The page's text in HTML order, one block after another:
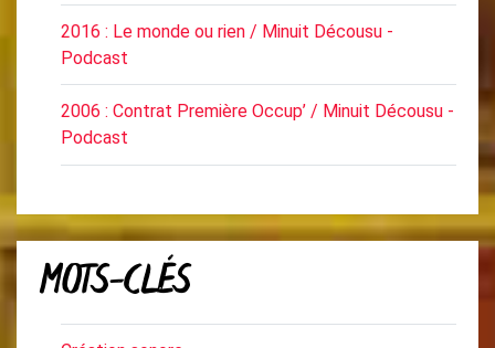
2016 : Le monde ou rien / Minuit Décousu -
Podcast
2006 : Contrat Première Occup’ / Minuit Décousu -
Podcast
MOTS-CLÉS